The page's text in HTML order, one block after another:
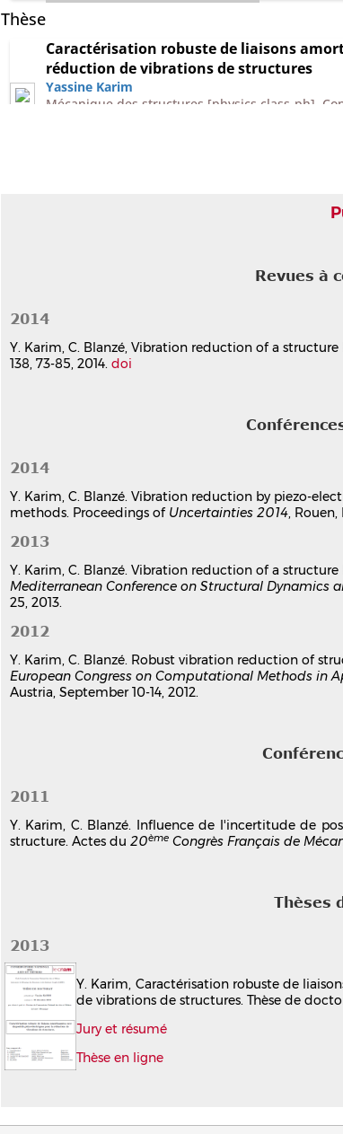
Thèse
Caractérisation robuste de liaisons
réduction de vibrations de structures
Yassine Karim
Mécanique des structures [physics.class-ph].
Revues à
2014
Y. Karim, C. Blanzé, Vibration reduction of a
138, 73-85, 2014. doi
2014
Y. Karim, C. Blanzé. Vibration reduction by piezo-
methods. Proceedings of Uncertainties 2014, Rouen,
2013
Y. Karim, C. Blanzé. Vibration reduction of a
Mediterranean Conference on Structural Dynamics
25, 2013.
2012
Y. Karim, C. Blanzé. Robust vibration reduction of
European Congress on Computational Methods in
Austria, September 10-14, 2012.
2011
Y. Karim, C. Blanzé. Influence de l'incertitude de
structure. Actes du 20ème Congrès Français de
Thèses
2013
Y. Karim, Caractérisation robuste de
de vibrations de structures. Thèse de
Jury et résumé
Thèse en ligne